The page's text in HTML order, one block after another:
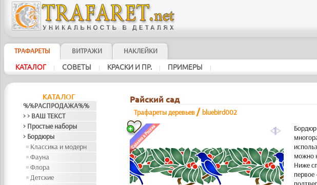
ТРАФАРЕТЫ ВИТРАЖИ НАКЛЕЙКИ
КАТАЛОГ | СОВЕТЫ | КРАСКИ И ПР. | ПРИМЕРЫ |
КАТАЛОГ
%%РАСПРОДАЖА%%
> > ВАШ ТЕКСТ
> Простые наборы
> Бордюры
Классика и модерн
Фауна
Флора
Детские
Райский сад
Трафареты деревьев / bluebird002
a
Бордюр
можно
Ниже
первое